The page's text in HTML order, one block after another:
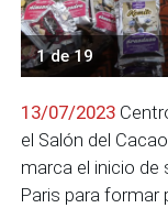
1 de 19
13/07/2023
el Salón del
marca el inicio de
Paris para formar